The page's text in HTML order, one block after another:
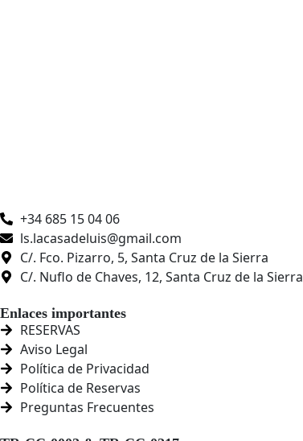
+34 685 15 04 06
ls.lacasadeluis@gmail.com
C/. Fco. Pizarro, 5, Santa Cruz de la Sierra
C/. Nuflo de Chaves, 12, Santa Cruz de la Sierra
Enlaces importantes
RESERVAS
Aviso Legal
Política de Privacidad
Política de Reservas
Preguntas Frecuentes